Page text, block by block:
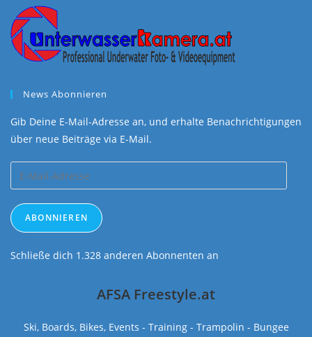
News Abonnieren
Gib Deine E-Mail-Adresse an, und erhalte Benachrichtigungen
über neue Beiträge via E-Mail.
Mail-
Adresse
ABONNIEREN
Schließe dich 1.328 anderen Abonnenten an
AFSA Freestyle.at
Ski, Boards, Bikes, Events - Training - Trampolin - Bungee